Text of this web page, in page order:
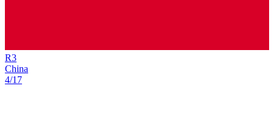
R3
China
4/17